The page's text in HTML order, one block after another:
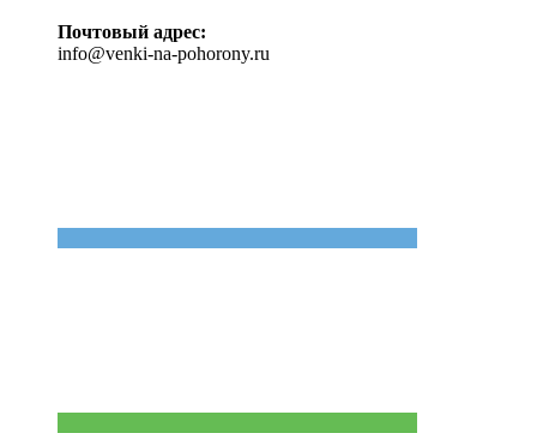
Почтовый адрес:
info@venki-na-pohorony.ru